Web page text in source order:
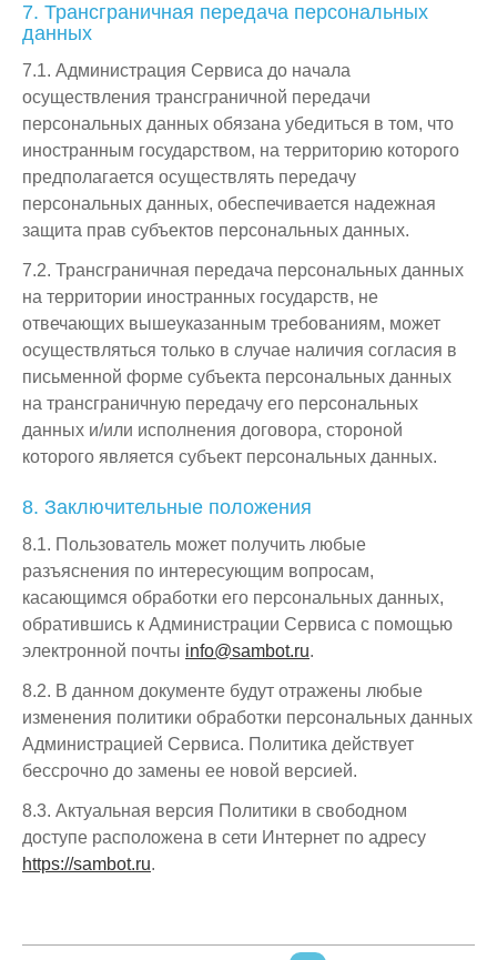
7. Трансграничная передача персональных
данных
7.1. Администрация Сервиса до начала
осуществления трансграничной передачи
персональных данных обязана убедиться в том, что
иностранным государством, на территорию которого
предполагается осуществлять передачу
персональных данных, обеспечивается надежная
защита прав субъектов персональных данных.
7.2. Трансграничная передача персональных данных
на территории иностранных государств, не
отвечающих вышеуказанным требованиям, может
осуществляться только в случае наличия согласия в
письменной форме субъекта персональных данных
на трансграничную передачу его персональных
данных и/или исполнения договора, стороной
которого является субъект персональных данных.
8. Заключительные положения
8.1. Пользователь может получить любые
разъяснения по интересующим вопросам,
касающимся обработки его персональных данных,
обратившись к Администрации Сервиса с помощью
электронной почты info@sambot.ru.
8.2. В данном документе будут отражены любые
изменения политики обработки персональных данных
Администрацией Сервиса. Политика действует
бессрочно до замены ее новой версией.
8.3. Актуальная версия Политики в свободном
доступе расположена в сети Интернет по адресу
https://sambot.ru.